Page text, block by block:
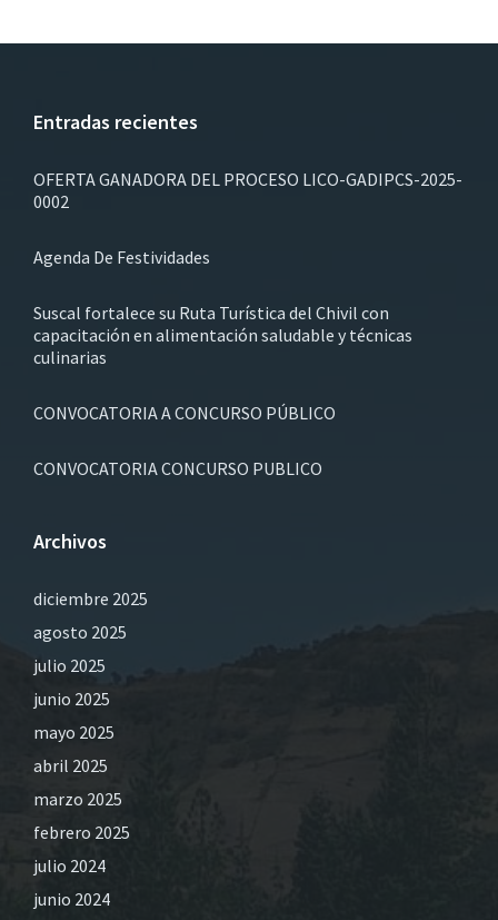
Entradas recientes
OFERTA GANADORA DEL PROCESO LICO-GADIPCS-2025-
0002
Agenda De Festividades
Suscal fortalece su Ruta Turística del Chivil con
capacitación en alimentación saludable y técnicas
culinarias
CONVOCATORIA A CONCURSO PÚBLICO
CONVOCATORIA CONCURSO PUBLICO
Archivos
diciembre 2025
agosto 2025
julio 2025
junio 2025
mayo 2025
abril 2025
marzo 2025
febrero 2025
julio 2024
junio 2024